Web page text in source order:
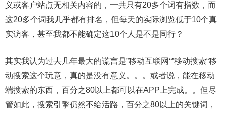
义或客户站点无相关内容的，一共只有20多个词有指数，而
这20多个词我几乎都有排名，但每天的实际浏览低于10个真
实访客，甚至我都不能确定这10个人是不是同行？
其实我认为过去几年最大的谎言是”移动互联网“”移动搜索“移
动搜索这个玩意，真的是没有意义。。。或者说，能在移动
端搜索的东西，百分之80以上都可以在APP上完成。。但尽
管如此，搜索引擎仍然不给活路，百分之80以上的关键词，